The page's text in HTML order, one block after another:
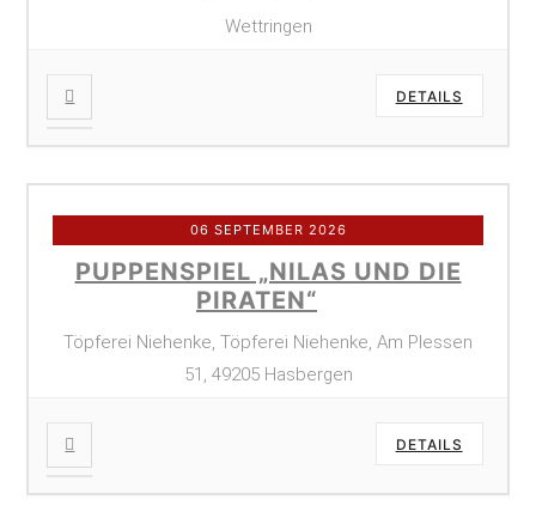
Wettringen
DETAILS
06 SEPTEMBER 2026
PUPPENSPIEL „NILAS UND DIE
PIRATEN“
Töpferei Niehenke, Töpferei Niehenke, Am Plessen
51, 49205 Hasbergen
DETAILS